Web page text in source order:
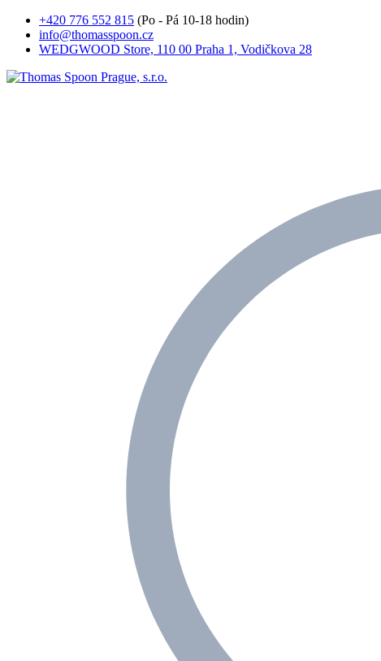
+420 776 552 815 (Po - Pá 10-18 hodin)
info@thomasspoon.cz
WEDGWOOD Store, 110 00 Praha 1, Vodičkova 28